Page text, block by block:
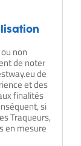
non
de noter
de
et des
finalités
si
Traqueurs,
en mesure